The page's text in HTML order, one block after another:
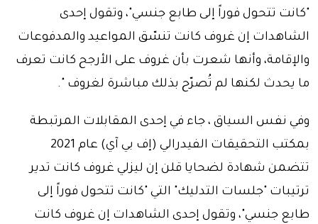
"كانت تتحول فوراً إلى طابع جنسي"، وتقول إحدى
الشاهدات إن غروف كانت تنسّق المواعيد والمدفوعات
والإقامة، وأنها شعرت بأن غروف على الأرجح كانت تعرف
ما يحدث لكنها لم تُصرّح بذلك مباشرة لغروف ".
وفي نفس السياق ، جاء في إحدى المقابلات المرتبطة
بمكتب التحقيقات الفيدرالي (إف بي آي) عام 2021
تتضمن شهادة لضحايا قلن إن ليزلي غروف كانت تدير
ترتيبات "جلسات التدليك" التي "كانت تتحول فوراً إلى
طابع جنسي"، وتقول إحدى الشاهدات إن غروف كانت